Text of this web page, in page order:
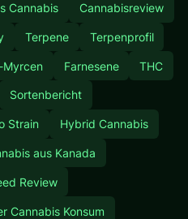
Cannabis Cannabisreview
Terpene Terpenprofil
Myrcen Farnesene THC
Sortenbericht
Strain Hybrid Cannabis
aus Kanada
Review
Cannabis Konsum